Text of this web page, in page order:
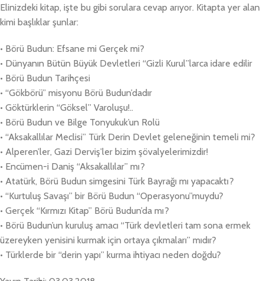
Elinizdeki kitap, işte bu gibi sorulara cevap arıyor. Kitapta yer alan
kimi başlıklar şunlar:
• Börü Budun: Efsane mi Gerçek mi?
• Dünyanın Bütün Büyük Devletleri “Gizli Kurul”larca idare edilir
• Börü Budun Tarihçesi
• “Gökbörü” misyonu Börü Budun’dadır
• Göktürklerin “Göksel” Varoluşu!..
• Börü Budun ve Bilge Tonyukuk’un Rolü
• “Aksakallılar Meclisi” Türk Derin Devlet geleneğinin temeli mi?
• Alperen’ler, Gazi Derviş’ler bizim şövalyelerimizdir!
• Encümen-i Daniş “Aksakallılar” mı?
• Atatürk, Börü Budun simgesini Türk Bayrağı mı yapacaktı?
• “Kurtuluş Savaşı” bir Börü Budun “Operasyonu”muydu?
• Gerçek “Kırmızı Kitap” Börü Budun’da mı?
• Börü Budun’un kuruluş amacı “Türk devletleri tam sona ermek
üzereyken yenisini kurmak için ortaya çıkmaları” mıdır?
• Türklerde bir “derin yapı” kurma ihtiyacı neden doğdu?